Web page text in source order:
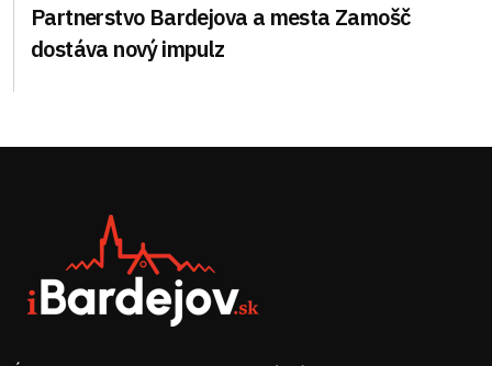
Partnerstvo Bardejova a mesta Zamošč
dostáva nový impulz